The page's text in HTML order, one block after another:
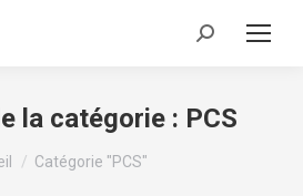
Recherche
la catégorie : PCS
êtes ici :
Catégorie "PCS"